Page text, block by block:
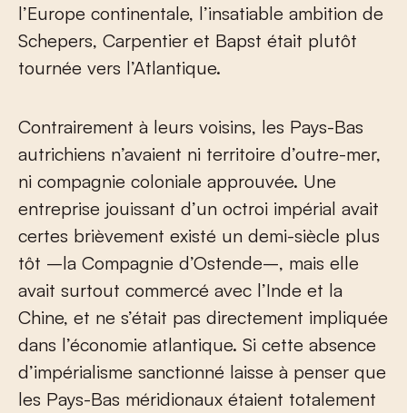
l’Europe continentale, l’insatiable ambition de
Schepers, Carpentier et Bapst était plutôt
tournée vers l’Atlantique.
Contrairement à leurs voisins, les Pays-Bas
autrichiens n’avaient ni territoire d’outre-mer,
ni compagnie coloniale approuvée. Une
entreprise jouissant d’un octroi impérial avait
certes brièvement existé un demi-siècle plus
tôt –la Compagnie d’Ostende–, mais elle
avait surtout commercé avec l’Inde et la
Chine, et ne s’était pas directement impliquée
dans l’économie atlantique. Si cette absence
d’impérialisme sanctionné laisse à penser que
les Pays-Bas méridionaux étaient totalement